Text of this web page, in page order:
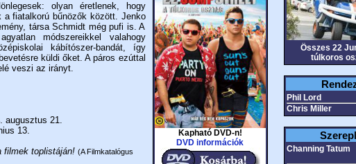
Kapható DVD-n!
DVD információk
olyan éretlenek, hogy
a fiatalkorú bűnözők között. Jenko
társa Schmidt még pufi is. A
módszereikkel valahogy
kábítószer-bandát, így
küldi őket. A páros ezúttal
veszi az irányt.
augusztus 21.
13.
filmek toplistáján! (A Filmkatalógus
Összes 22
túlkoros
Phil Lord
Chris Miller
Channing Tatum